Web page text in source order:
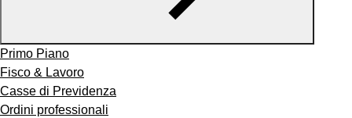
Primo Piano
Fisco & Lavoro
Casse di Previdenza
Ordini professionali